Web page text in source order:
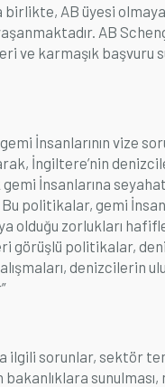
birlikte, AB üyesi
AB
ve karmaşık başvuru
İnsanlarının vize
İngiltere’nin
İnsanlarına
politikalar, gemi
olduğu zorlukları
görüşlü politikalar,
denizcilerin
ilgili sorunlar, sektör